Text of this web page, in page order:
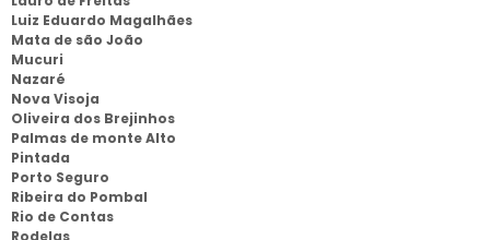
Luiz Eduardo Magalhães
Mata de são João
Mucuri
Nazaré
Nova Visoja
Oliveira dos Brejinhos
Palmas de monte Alto
Pintada
Porto Seguro
Ribeira do Pombal
Rio de Contas
Rodelas